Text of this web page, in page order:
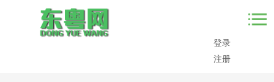
登录
注册